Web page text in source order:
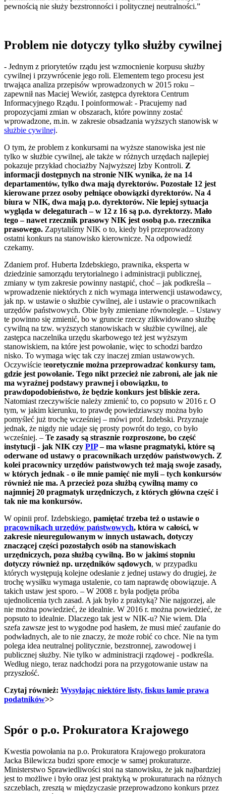
pewnością nie służy bezstronności i politycznej neutralności.”
Problem nie dotyczy tylko służby cywilnej
- Jednym z priorytetów rządu jest wzmocnienie korpusu służby
cywilnej i przywrócenie jego roli. Elementem tego procesu jest
trwająca analiza przepisów wprowadzonych w 2015 roku –
zapewnił nas Maciej Wewiór, zastępca dyrektora Centrum
Informacyjnego Rządu. I poinformował: - Pracujemy nad
propozycjami zmian w obszarach, które powinny zostać
wprowadzone, m.in. w zakresie obsadzania wyższych stanowisk w
służbie cywilnej.
O tym, że problem z konkursami na wyższe stanowiska jest nie
tylko w służbie cywilnej, ale także w różnych urzędach najlepiej
pokazuje przykład chociażby Najwyższej Izby Kontroli. Z
informacji dostępnych na stronie NIK wynika, że na 14
departamentów, tylko dwa mają dyrektorów. Pozostałe 12 jest
kierowane przez osoby pełniące obowiązki dyrektorów. Na 4
biura w NIK, dwa mają p.o. dyrektorów. Nie lepiej sytuacja
wygląda w delegaturach – w 12 z 16 są p.o. dyrektorzy. Mało
tego – nawet rzecznik prasowy NIK jest osobą p.o. rzecznika
prasowego. Zapytaliśmy NIK o to, kiedy był przeprowadzony
ostatni konkurs na stanowisko kierownicze. Na odpowiedź
czekamy.
Zdaniem prof. Huberta Izdebskiego, prawnika, eksperta w
dziedzinie samorządu terytorialnego i administracji publicznej,
zmiany w tym zakresie powinny nastąpić, choć – jak podkreśla –
wprowadzenie niektórych z nich wymaga interwencji ustawodawcy,
jak np. w ustawie o służbie cywilnej, ale i ustawie o pracownikach
urzędów państwowych. Obie były zmieniane równolegle. – Ustawy
te powinno się zmienić, bo w gruncie rzeczy zlikwidowano służbę
cywilną na tzw. wyższych stanowiskach w służbie cywilnej, ale
zastępca naczelnika urzędu skarbowego też jest wyższym
stanowiskiem, na które jest powołanie, więc to schodzi bardzo
nisko. To wymaga więc tak czy inaczej zmian ustawowych.
Oczywiście teoretycznie można przeprowadzać konkursy tam,
gdzie jest powołanie. Tego nikt przecież nie zabroni, ale jak nie
ma wyraźnej podstawy prawnej i obowiązku, to
prawdopodobieństwo, że będzie konkurs jest bliskie zera.
Natomiast rzeczywiście należy zmienić to, co popsuto w 2016 r. O
tym, w jakim kierunku, to prawdę powiedziawszy można było
pomyśleć już trochę wcześniej – mówi prof. Izdebski. Przyznaje
jednak, że nigdy nie udaje się prosty powrót do tego, co było
wcześniej. – Te zasady są strasznie rozproszone, bo część
instytucji - jak NIK czy PIP– ma własne pragmatyki, które są
oderwane od ustawy o pracownikach urzędów państwowych. Z
kolei pracownicy urzędów państwowych też mają swoje zasady,
w których jednak - o ile mnie pamięć nie myli – tych konkursów
również nie ma. A przecież poza służbą cywilną mamy co
najmniej 20 pragmatyk urzędniczych, z których główna część i
tak nie ma konkursów.
W opinii prof. Izdebskiego, pamiętać trzeba też o ustawie o
pracownikach urzędów państwowych, która w całości, w
zakresie nieuregulowanym w innych ustawach, dotyczy
znaczącej części pozostałych osób na stanowiskach
urzędniczych, poza służbą cywilną. Bo w jakimś stopniu
dotyczy również np. urzędników sądowych, w przypadku
których występują kolejne odesłanie z jednej ustawy do drugiej, że
trochę wysiłku wymaga ustalenie, co tam naprawdę obowiązuje. A
takich ustaw jest sporo. – W 2008 r. była podjęta próba
ujednolicenia tych zasad. A jak było z praktyką? Nie najgorzej, ale
nie można powiedzieć, że idealnie. W 2016 r. można powiedzieć, że
popsuto to idealnie. Dlaczego tak jest w NIK-u? Nie wiem. Dla
szefa zawsze jest to wygodne pod hasłem, że musi mieć zaufanie do
podwładnych, ale to nie znaczy, że może robić co chce. Nie na tym
polega idea neutralnej politycznie, bezstronnej, zawodowej i
publicznej służby. Nie tylko w administracji rządowej - podkreśla.
Według niego, teraz nadchodzi pora na przygotowanie ustaw na
przyszłość.
Czytaj również: Wysyłając niektóre listy, fiskus łamie prawa
podatników>>
Spór o p.o. Prokuratora Krajowego
Kwestia powołania na p.o. Prokuratora Krajowego prokuratora
Jacka Bilewicza budzi spore emocje w samej prokuraturze.
Ministerstwo Sprawiedliwości stoi na stanowisku, że jak najbardziej
jest to możliwe i było oraz jest praktyką w prokuraturach na różnych
szczeblach, zresztą w międzyczasie przeprowadzono konkurs przez